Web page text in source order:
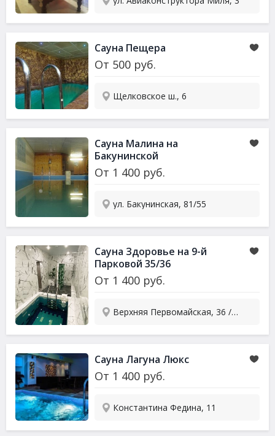
Сауна Пещера
От 500 руб.
Щелковское ш., 6
Сауна Малина на
Бакунинской
От 1 400 руб.
ул. Бакунинская, 81/55
Сауна Здоровье на 9-й
Парковой 35/36
От 1 400 руб.
Верхняя Первомайская, 36 / Парковая 9-я, 35
Сауна Лагуна Люкс
От 1 400 руб.
Константина Федина, 11